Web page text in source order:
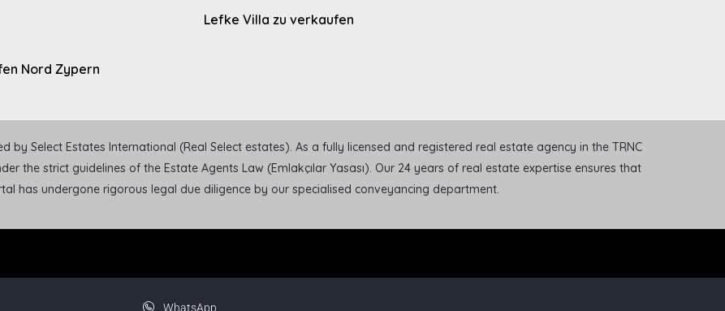
Nord Zypern
Lefke Villa zu verkaufen
by Select Estates International (Real Select estates). As a fully licensed and registered real estate agency in the TRNC
the strict guidelines of the Estate Agents Law (Emlakçılar Yasası). Our 24 years of real estate expertise ensures that
has undergone rigorous legal due diligence by our specialised conveyancing department.
WhatsApp